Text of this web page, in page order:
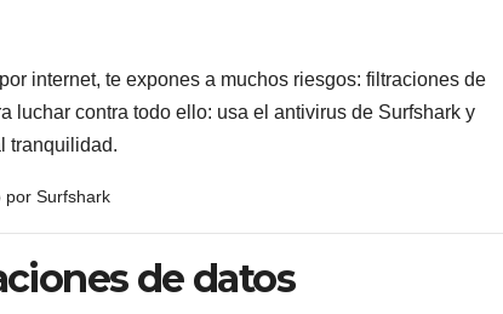
internet, te expones a muchos riesgos: filtraciones de
luchar contra todo ello: usa el antivirus de Surfshark y
tranquilidad.
por Surfshark
de datos